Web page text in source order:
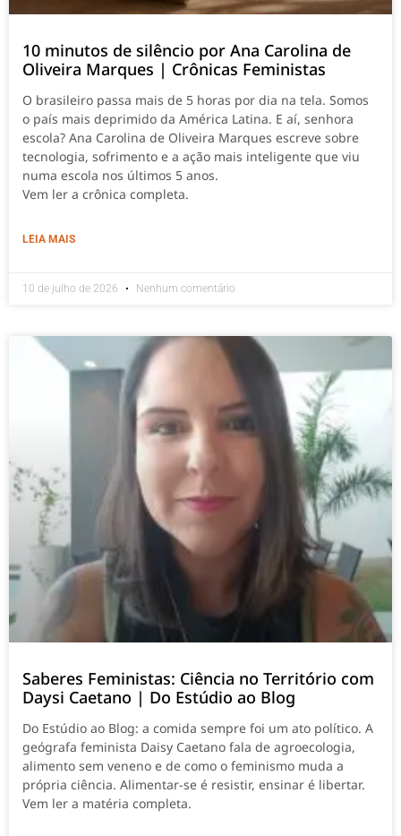
10 minutos de silêncio por Ana Carolina de
Oliveira Marques | Crônicas Feministas
O brasileiro passa mais de 5 horas por dia na tela. Somos
o país mais deprimido da América Latina. E aí, senhora
escola? Ana Carolina de Oliveira Marques escreve sobre
tecnologia, sofrimento e a ação mais inteligente que viu
numa escola nos últimos 5 anos.
Vem ler a crônica completa.
LEIA MAIS
10 de julho de 2026 Nenhum comentário
Saberes Feministas: Ciência no Território com
Daysi Caetano | Do Estúdio ao Blog
Do Estúdio ao Blog: a comida sempre foi um ato político. A
geógrafa feminista Daisy Caetano fala de agroecologia,
alimento sem veneno e de como o feminismo muda a
própria ciência. Alimentar-se é resistir, ensinar é libertar.
Vem ler a matéria completa.